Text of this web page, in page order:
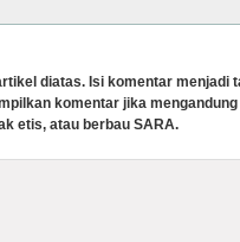
diatas. Isi komentar menjadi
komentar jika
etis, atau berbau SARA.